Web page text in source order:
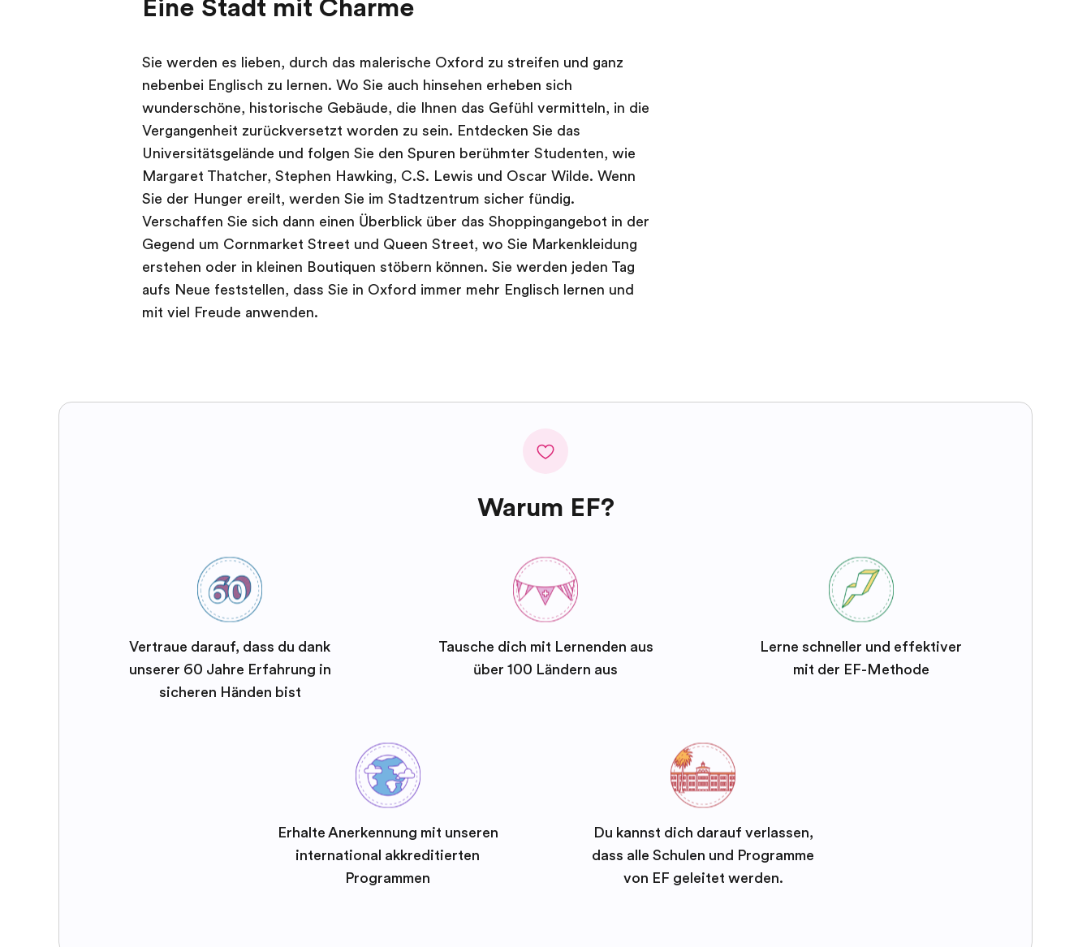
Eine Stadt mit Charme
Sie werden es lieben, durch das malerische Oxford zu streifen und ganz
nebenbei Englisch zu lernen. Wo Sie auch hinsehen erheben sich
wunderschöne, historische Gebäude, die Ihnen das Gefühl vermitteln, in die
Vergangenheit zurückversetzt worden zu sein. Entdecken Sie das
Universitätsgelände und folgen Sie den Spuren berühmter Studenten, wie
Margaret Thatcher, Stephen Hawking, C.S. Lewis und Oscar Wilde. Wenn
Sie der Hunger ereilt, werden Sie im Stadtzentrum sicher fündig.
Verschaffen Sie sich dann einen Überblick über das Shoppingangebot in der
Gegend um Cornmarket Street und Queen Street, wo Sie Markenkleidung
erstehen oder in kleinen Boutiquen stöbern können. Sie werden jeden Tag
aufs Neue feststellen, dass Sie in Oxford immer mehr Englisch lernen und
mit viel Freude anwenden.
Warum EF?
Vertraue darauf, dass du dank
unserer 60 Jahre Erfahrung in
sicheren Händen bist
Tausche dich mit Lernenden aus
über 100 Ländern aus
Lerne schneller und effektiver
mit der EF-Methode
Erhalte Anerkennung mit unseren
international akkreditierten
Programmen
Du kannst dich darauf verlassen,
dass alle Schulen und Programme
von EF geleitet werden.